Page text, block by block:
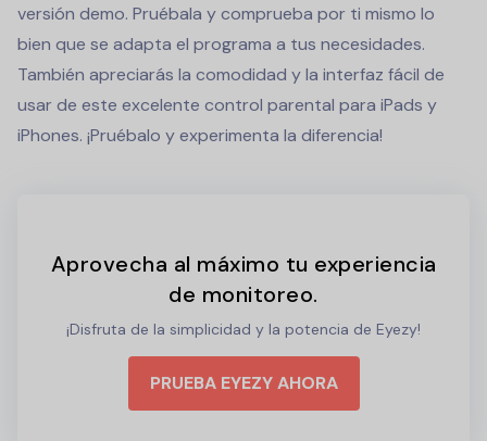
versión demo. Pruébala y comprueba por ti mismo lo
bien que se adapta el programa a tus necesidades.
También apreciarás la comodidad y la interfaz fácil de
usar de este excelente control parental para iPads y
iPhones. ¡Pruébalo y experimenta la diferencia!
Aprovecha al máximo tu experiencia
de monitoreo.
¡Disfruta de la simplicidad y la potencia de Eyezy!
PRUEBA EYEZY AHORA